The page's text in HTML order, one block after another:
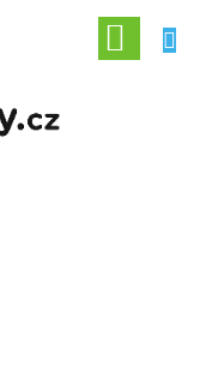
NÁKUPNÍ
KOŠÍK